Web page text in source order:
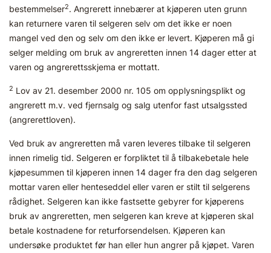
bestemmelser2. Angrerett innebærer at kjøperen uten grunn
kan returnere varen til selgeren selv om det ikke er noen
mangel ved den og selv om den ikke er levert. Kjøperen må gi
selger melding om bruk av angreretten innen 14 dager etter at
varen og angrerettsskjema er mottatt.
2 Lov av 21. desember 2000 nr. 105 om opplysningsplikt og
angrerett m.v. ved fjernsalg og salg utenfor fast utsalgssted
(angrerettloven).
Ved bruk av angreretten må varen leveres tilbake til selgeren
innen rimelig tid. Selgeren er forpliktet til å tilbakebetale hele
kjøpesummen til kjøperen innen 14 dager fra den dag selgeren
mottar varen eller henteseddel eller varen er stilt til selgerens
rådighet. Selgeren kan ikke fastsette gebyrer for kjøperens
bruk av angreretten, men selgeren kan kreve at kjøperen skal
betale kostnadene for returforsendelsen. Kjøperen kan
undersøke produktet før han eller hun angrer på kjøpet. Varen